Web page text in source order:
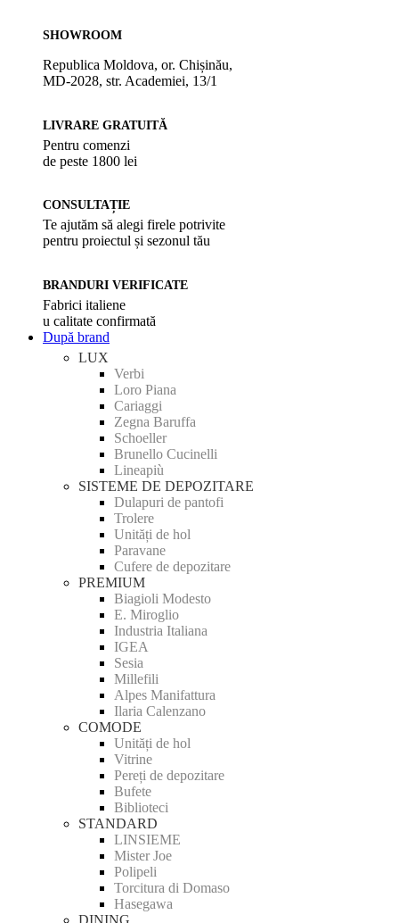
SHOWROOM
Republica Moldova, or. Chișinău,
MD-2028, str. Academiei, 13/1
LIVRARE GRATUITĂ
Pentru comenzi
de peste 1800 lei
CONSULTAȚIE
Te ajutăm să alegi firele potrivite
pentru proiectul și sezonul tău
BRANDURI VERIFICATE
Fabrici italiene
u calitate confirmată
După brand
LUX
Verbi
Loro Piana
Cariaggi
Zegna Baruffa
Schoeller
Brunello Cucinelli
Lineapiù
SISTEME DE DEPOZITARE
Dulapuri de pantofi
Trolere
Unități de hol
Paravane
Cufere de depozitare
PREMIUM
Biagioli Modesto
E. Miroglio
Industria Italiana
IGEA
Sesia
Millefili
Alpes Manifattura
Ilaria Calenzano
COMODE
Unități de hol
Vitrine
Pereți de depozitare
Bufete
Biblioteci
STANDARD
LINSIEME
Mister Joe
Polipeli
Torcitura di Domaso
Hasegawa
DINING